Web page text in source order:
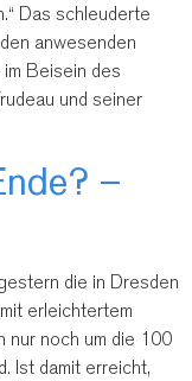
Das schleuderte
anwesenden
Beisein des
und seiner
–
die in Dresden
erleichtertem
nur noch um die 100
Ist damit erreicht,